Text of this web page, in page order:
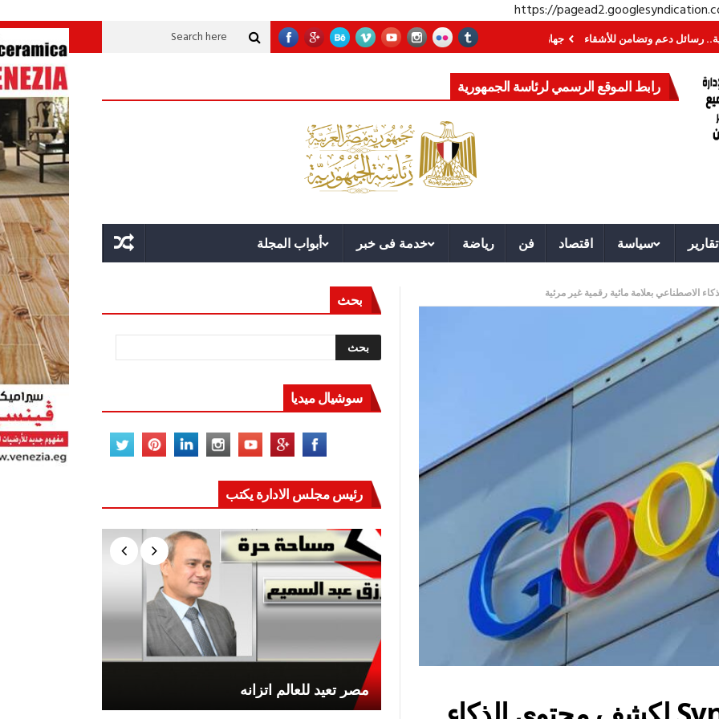
https://
وتضامن للأشقاء جهاز مستقبل مصر نموذجا.. لماذا تُنشئ الدول كيانات تنموية عملاقة؟ قوة الدولة.. عندما يصبح التخطيط خط الدفاع الأول القيادة
رابط الموقع الرسمي لرئاسة الجمهورية
تقارير سياسة اقتصاد فن رياضة خدمة فى خبر أبواب المجلة
بحث
سوشيال ميديا
رئيس مجلس الادارة يكتب
مصر تعيد للعالم اتزانه